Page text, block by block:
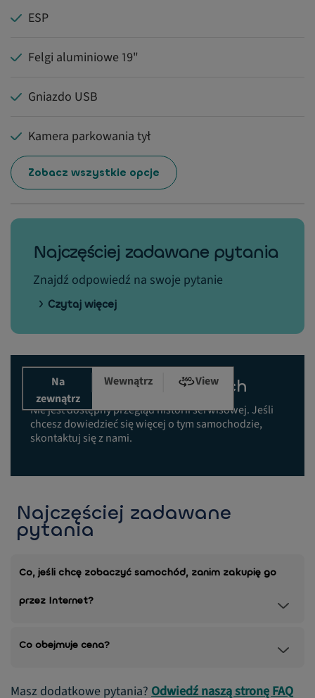
ESP
Felgi aluminiowe 19"
Gniazdo USB
Kamera parkowania tył
Zobacz wszystkie opcje
Najczęściej zadawane pytania
Znajdź odpowiedź na swoje pytanie
Czytaj więcej
Na
zewnątrz
Wewnątrz View
Historia prac serwisowych
Nie jest dostępny przegląd historii serwisowej. Jeśli
chcesz dowiedzieć się więcej o tym samochodzie,
skontaktuj się z nami.
Najczęściej zadawane
pytania
Co, jeśli chcę zobaczyć samochód, zanim zakupię go
przez Internet?
Co obejmuje cena?
Masz dodatkowe pytania? Odwiedź naszą stronę FAQ